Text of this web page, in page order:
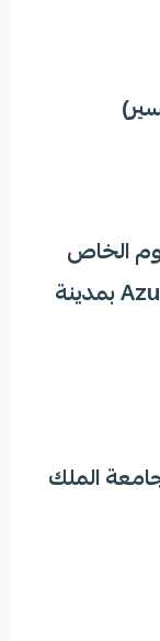
الخاص
بالمصاعد في مجمع Azure Lamara بمدينة
الملك